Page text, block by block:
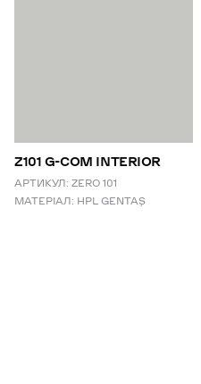
Z101 G-COM INTERIOR
АРТИКУЛ: ZERO 101
МАТЕРІАЛ: HPL GENTAŞ